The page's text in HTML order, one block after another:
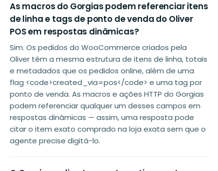
As macros do Gorgias podem referenciar itens
de linha e tags de ponto de venda do Oliver
POS em respostas dinâmicas?
Sim. Os pedidos do WooCommerce criados pela
Oliver têm a mesma estrutura de itens de linha, totais
e metadados que os pedidos online, além de uma
flag <code>created_via=pos</code> e uma tag por
ponto de venda. As macros e ações HTTP do Gorgias
podem referenciar qualquer um desses campos em
respostas dinâmicas — assim, uma resposta pode
citar o item exato comprado na loja exata sem que o
agente precise digitá-lo.